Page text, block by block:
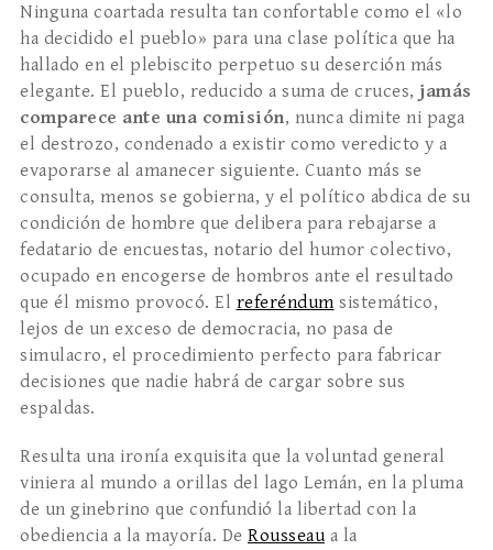
Ninguna coartada resulta tan confortable como el «lo
ha decidido el pueblo» para una clase política que ha
hallado en el plebiscito perpetuo su deserción más
elegante. El pueblo, reducido a suma de cruces, jamás
comparece ante una comisión, nunca dimite ni paga
el destrozo, condenado a existir como veredicto y a
evaporarse al amanecer siguiente. Cuanto más se
consulta, menos se gobierna, y el político abdica de su
condición de hombre que delibera para rebajarse a
fedatario de encuestas, notario del humor colectivo,
ocupado en encogerse de hombros ante el resultado
que él mismo provocó. El referéndum sistemático,
lejos de un exceso de democracia, no pasa de
simulacro, el procedimiento perfecto para fabricar
decisiones que nadie habrá de cargar sobre sus
espaldas.
Resulta una ironía exquisita que la voluntad general
viniera al mundo a orillas del lago Lemán, en la pluma
de un ginebrino que confundió la libertad con la
obediencia a la mayoría. De Rousseau a la